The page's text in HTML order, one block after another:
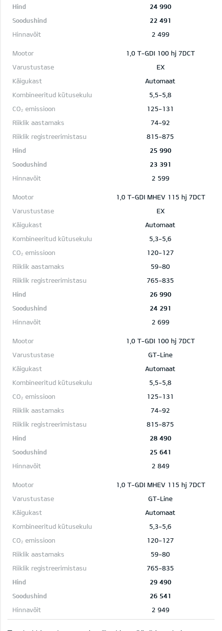
24 990
22 491
2 499
1,0 T-GDI 100 hj 7DCT
EX
Automaat
5,5-5,8
125-131
74-92
815-875
25 990
23 391
2 599
1,0 T-GDI MHEV 115 hj 7DCT
EX
Automaat
5,3-5,6
120-127
59-80
765-835
26 990
24 291
2 699
1,0 T-GDI 100 hj 7DCT
GT-Line
Automaat
5,5-5,8
125-131
74-92
815-875
28 490
25 641
2 849
1,0 T-GDI MHEV 115 hj 7DCT
GT-Line
Automaat
5,3-5,6
120-127
59-80
765-835
29 490
26 541
2 949